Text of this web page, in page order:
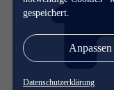
gespeichert.
Anpassen
Datenschutzerklärung